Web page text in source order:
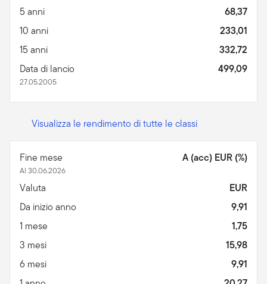
5 anni
68,37
10 anni
233,01
15 anni
332,72
Data di lancio
27.05.2005
499,09
Visualizza le rendimento di tutte le classi
Fine mese
Al 30.06.2026
A (acc) EUR (%)
Valuta
EUR
Da inizio anno
9,91
1 mese
1,75
3 mesi
15,98
6 mesi
9,91